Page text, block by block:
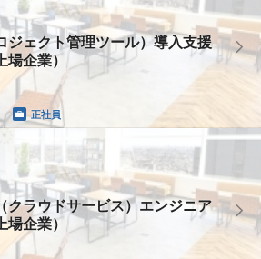
ジェクト管理ツール）導入支援
場企業）
正社員
クラウドサービス）エンジニア
場企業）